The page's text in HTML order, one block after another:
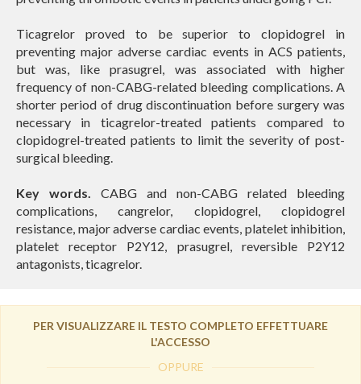
Ticagrelor proved to be superior to clopidogrel in
preventing major adverse cardiac events in ACS patients,
but was, like prasugrel, was associated with higher
frequency of non-CABG-related bleeding complications. A
shorter period of drug discontinuation before surgery was
necessary in ticagrelor-treated patients compared to
clopidogrel-treated patients to limit the severity of post-
surgical bleeding.
Key words. CABG and non-CABG related bleeding
complications, cangrelor, clopidogrel, clopidogrel
resistance, major adverse cardiac events, platelet inhibition,
platelet receptor P2Y12, prasugrel, reversible P2Y12
antagonists, ticagrelor.
PER VISUALIZZARE IL TESTO COMPLETO EFFETTUARE
L'ACCESSO
OPPURE